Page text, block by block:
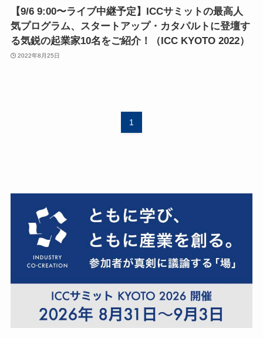
【9/6 9:00〜ライブ中継予定】ICCサミットの最高人
気プログラム、スタートアップ・カタパルトに登壇す
る気鋭の起業家10名をご紹介！（ICC KYOTO 2022）
2022年8月25日
1